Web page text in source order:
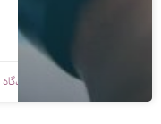
1398/10/29 بدون دیدگاه